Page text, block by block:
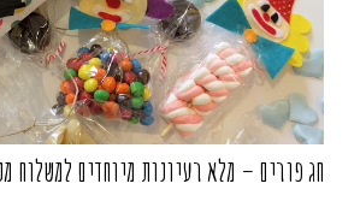
חג פורים – מלא רעיונות מיוחדים למשלוח